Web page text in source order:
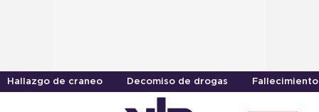
Hallazgo de craneo Decomiso de drogas Fallecimiento